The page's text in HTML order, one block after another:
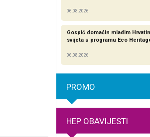
06.08.2026
Gospić domaćin mladim
svijeta u programu Eco
06.08.2026
PROMO
HEP OBAVIJESTI